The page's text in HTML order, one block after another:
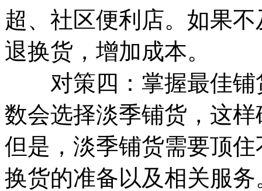
超、社区便利店。如果
退换货，增加成本。
对策四：掌握最佳铺
数会选择淡季铺货，这
但是，淡季铺货需要顶
换货的准备以及相关服